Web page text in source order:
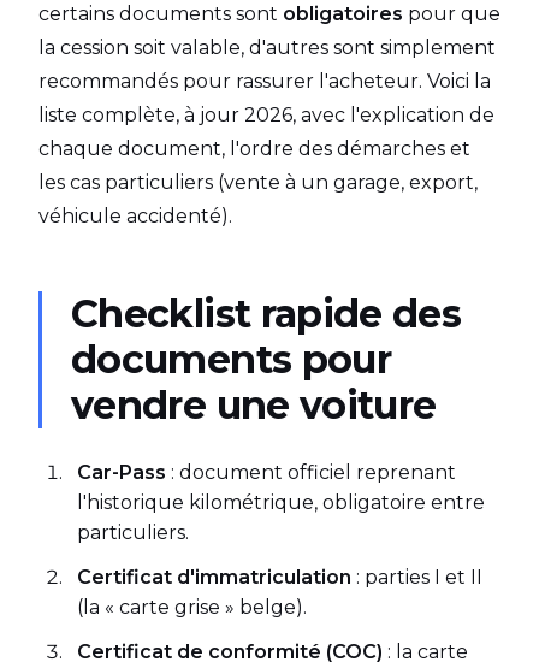
certains documents sont obligatoires pour que
la cession soit valable, d'autres sont simplement
recommandés pour rassurer l'acheteur. Voici la
liste complète, à jour 2026, avec l'explication de
chaque document, l'ordre des démarches et
les cas particuliers (vente à un garage, export,
véhicule accidenté).
Checklist rapide des
documents pour
vendre une voiture
Car-Pass : document officiel reprenant
l'historique kilométrique, obligatoire entre
particuliers.
Certificat d'immatriculation : parties I et II
(la « carte grise » belge).
Certificat de conformité (COC) : la carte